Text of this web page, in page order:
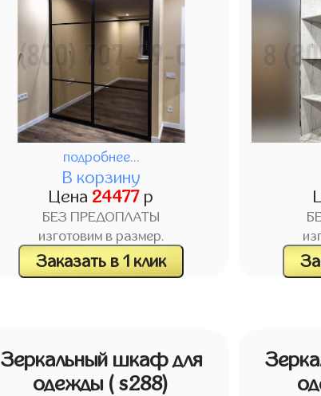
подробнее...
В корзину
Цена 24477 р
БЕЗ ПРЕДОПЛАТЫ
изготовим в размер.
Заказать в 1 клик
Зеркальный шкаф для
одежды ( s288)